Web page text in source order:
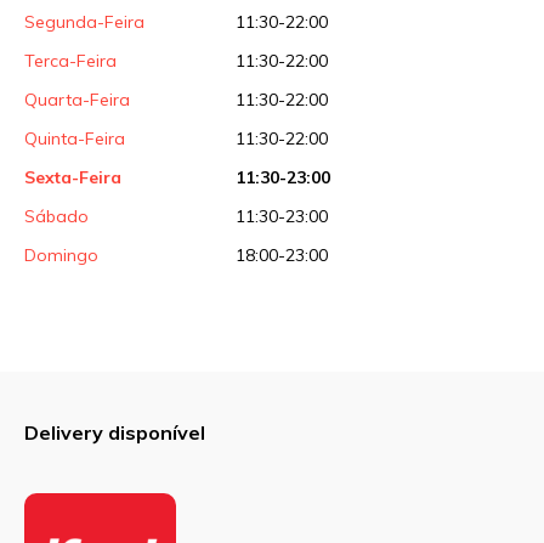
Segunda-Feira
11:30-22:00
Terca-Feira
11:30-22:00
Quarta-Feira
11:30-22:00
Quinta-Feira
11:30-22:00
Sexta-Feira
11:30-23:00
Sábado
11:30-23:00
Domingo
18:00-23:00
Delivery disponível